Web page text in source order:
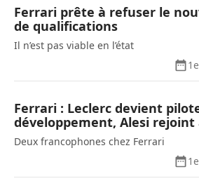
Ferrari prête à refuser le
de qualifications
Il n’est pas viable en l’état
Ferrari : Leclerc devient
développement, Alesi rejoint
Deux francophones chez Ferrari